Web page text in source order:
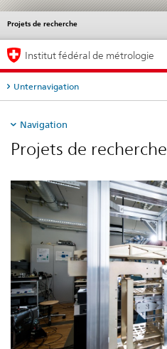
Projets de recherche
Service
Navigation
Institut fédéral de métrologie
Unternavigation
Navigation
Projets de recherche